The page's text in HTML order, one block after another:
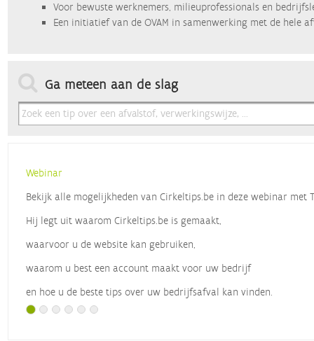
Voor bewuste werknemers, milieuprofessionals en
Een initiatief van de OVAM in samenwerking met de hele
Ga meteen aan de slag
Webinar
Bekijk alle mogelijkheden van Cirkeltips.be in deze webinar met
Hij legt uit waarom Cirkeltips.be is gemaakt,
waarvoor u de website kan gebruiken,
waarom u best een account maakt voor uw bedrijf
en hoe u de beste tips over uw bedrijfsafval kan vinden.